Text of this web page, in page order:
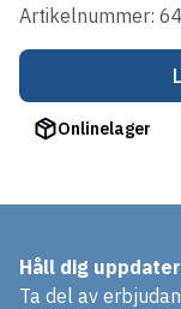
Artikelnummer:
Onlinelager
Håll dig
Ta del av